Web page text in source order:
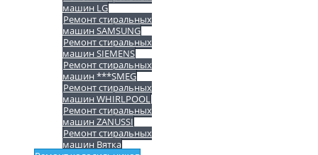
машин LG
Ремонт стиральных
машин SAMSUNG
Ремонт стиральных
машин SIEMENS
Ремонт стиральных
машин ***SMEG
Ремонт стиральных
машин WHIRLPOOL
Ремонт стиральных
машин ZANUSSI
Ремонт стиральных
машин Вятка